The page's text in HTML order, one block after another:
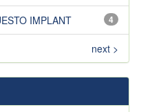
4
IMPLANT
next >